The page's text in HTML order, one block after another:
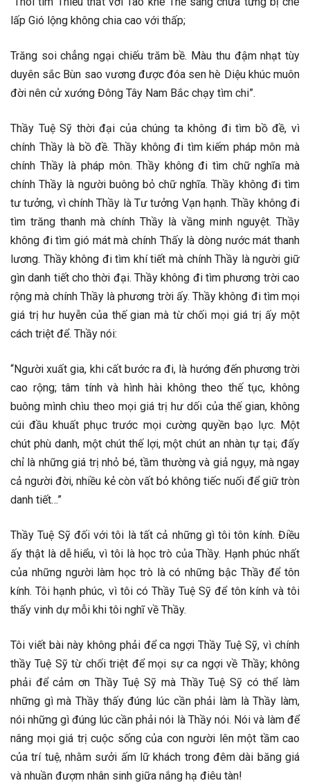
lấp Gió lộng không chia cao với thấp;
Trăng soi chẳng ngại chiếu trăm bề. Màu thu đậm nhạt tùy
duyên sắc Bùn sao vương được đóa sen hè Diệu khúc muôn
đời nên cử xướng Đông Tây Nam Bắc chạy tìm chi”.
Thầy Tuệ Sỹ thời đại của chúng ta không đi tìm bồ đề, vì
chính Thầy là bồ đề. Thầy không đi tìm kiếm pháp môn mà
chính Thầy là pháp môn. Thầy không đi tìm chữ nghĩa mà
chính Thầy là người buông bỏ chữ nghĩa. Thầy không đi tìm
tư tưởng, vì chính Thầy là Tư tưởng Vạn hạnh. Thầy không đi
tìm trăng thanh mà chính Thầy là vầng minh nguyệt. Thầy
không đi tìm gió mát mà chính Thấy là dòng nước mát thanh
lương. Thầy không đi tìm khí tiết mà chính Thầy là người giữ
gìn danh tiết cho thời đại. Thầy không đi tìm phương trời cao
rộng mà chính Thầy là phương trời ấy. Thầy không đi tìm mọi
giá trị hư huyễn của thế gian mà từ chối mọi giá trị ấy một
cách triệt để. Thầy nói:
“Người xuất gia, khi cất bước ra đi, là hướng đến phương trời
cao rộng; tâm tính và hình hài không theo thế tục, không
buông mình chìu theo mọi giá trị hư dối của thế gian, không
cúi đầu khuất phục trước mọi cường quyền bạo lực. Một
chút phù danh, một chút thế lợi, một chút an nhàn tự tại; đấy
chỉ là những giá trị nhỏ bé, tầm thường và giả ngụy, mà ngay
cả người đời, nhiều kẻ còn vất bỏ không tiếc nuối để giữ tròn
danh tiết…”
Thầy Tuệ Sỹ đối với tôi là tất cả những gì tôi tôn kính. Điều
ấy thật là dễ hiểu, vì tôi là học trò của Thầy. Hạnh phúc nhất
của những người làm học trò là có những bậc Thầy để tôn
kính. Tôi hạnh phúc, vì tôi có Thầy Tuệ Sỹ để tôn kính và tôi
thấy vinh dự mỗi khi tôi nghĩ về Thầy.
Tôi viết bài này không phải để ca ngợi Thầy Tuệ Sỹ, vì chính
thầy Tuệ Sỹ từ chối triệt để mọi sự ca ngợi về Thầy; không
phải để cảm ơn Thầy Tuệ Sỹ mà Thầy Tuệ Sỹ có thể làm
những gì mà Thầy thấy đúng lúc cần phải làm là Thầy làm,
nói những gì đúng lúc cần phải nói là Thầy nói. Nói và làm để
nâng mọi giá trị cuộc sống của con người lên một tầm cao
của trí tuệ, nhằm sưởi ấm lữ khách trong đêm dài băng giá
và nhuần đượm nhân sinh giữa nắng hạ điêu tàn!